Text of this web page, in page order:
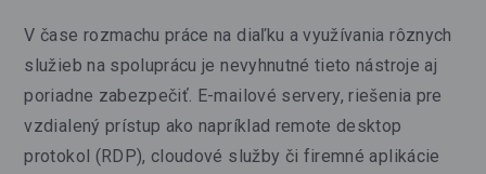
V čase rozmachu práce na diaľku a využívania rôznych
služieb na spoluprácu je nevyhnutné tieto nástroje aj
poriadne zabezpečiť. E-mailové servery, riešenia pre
vzdialený prístup ako napríklad remote desktop
protokol (RDP), cloudové služby či firemné aplikácie